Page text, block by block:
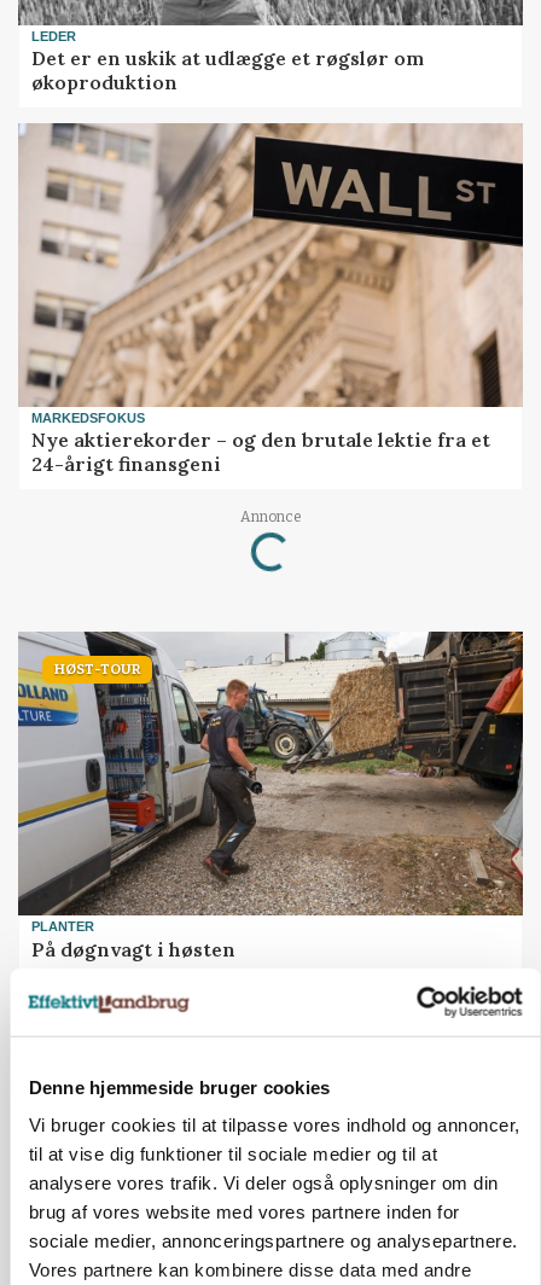
Denne hjemmeside bruger cookies
Vi bruger cookies til at tilpasse vores indhold og annoncer,
til at vise dig funktioner til sociale medier og til at
analysere vores trafik. Vi deler også oplysninger om din
brug af vores website med vores partnere inden for
sociale medier, annonceringspartnere og analysepartnere.
Vores partnere kan kombinere disse data med andre
LEDER
Det er en uskik at udlægge et røgslør om
økoproduktion
MARKEDSFOKUS
Nye aktierekorder – og den brutale lektie fra et
24-årigt finansgeni
Annonce
Loading...
HØST-TOUR
PLANTER
På døgnvagt i høsten